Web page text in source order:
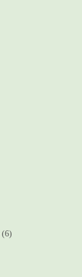
(6)